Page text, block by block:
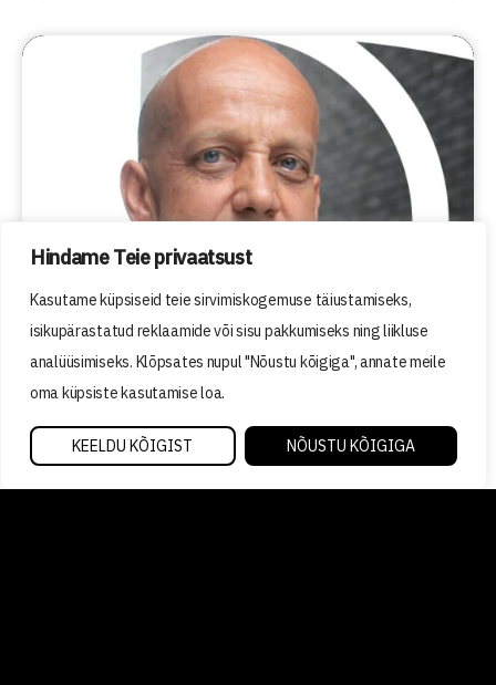
Hindame Teie privaatsust
Kasutame küpsiseid teie sirvimiskogemuse täiustamiseks,
isikupärastatud reklaamide või sisu pakkumiseks ning liikluse
analüüsimiseks. Klõpsates nupul "Nõustu kõigiga", annate meile
oma küpsiste kasutamise loa.
KEELDU KÕIGIST NÕUSTU KÕIGIGA